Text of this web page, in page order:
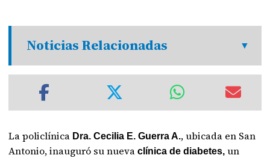
Noticias Relacionadas
La policlínica Dra. Cecilia E. Guerra A., ubicada en San
Antonio, inauguró su nuevaclínica de diabetes,un